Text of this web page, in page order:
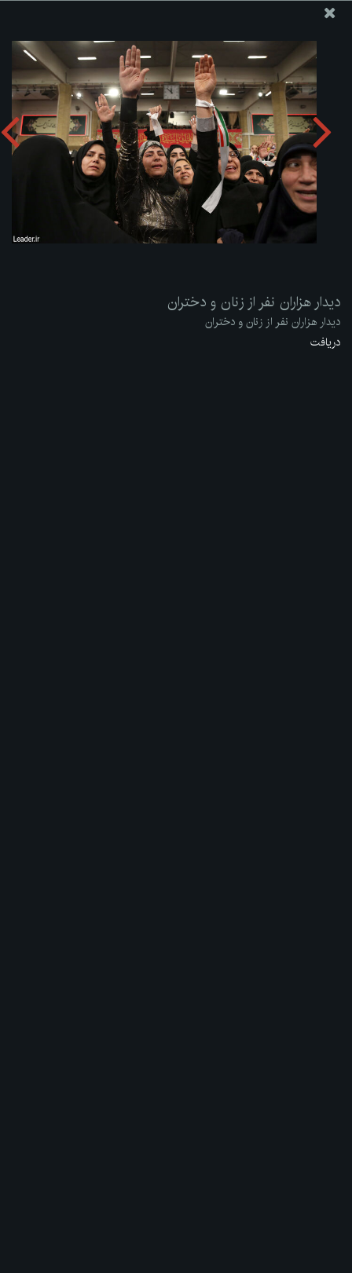
ارسال نامه
وجوهات
دیدار هزاران نفر از زنان و دختران دریافت آلبوم:zip
دیدار هزاران نفر از زنان و دختران
دیدار هزاران نفر از زنان و دختران
دریافت